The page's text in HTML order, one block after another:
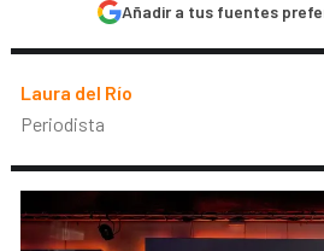
Añadir a tus fuentes
Laura del Río
Periodista